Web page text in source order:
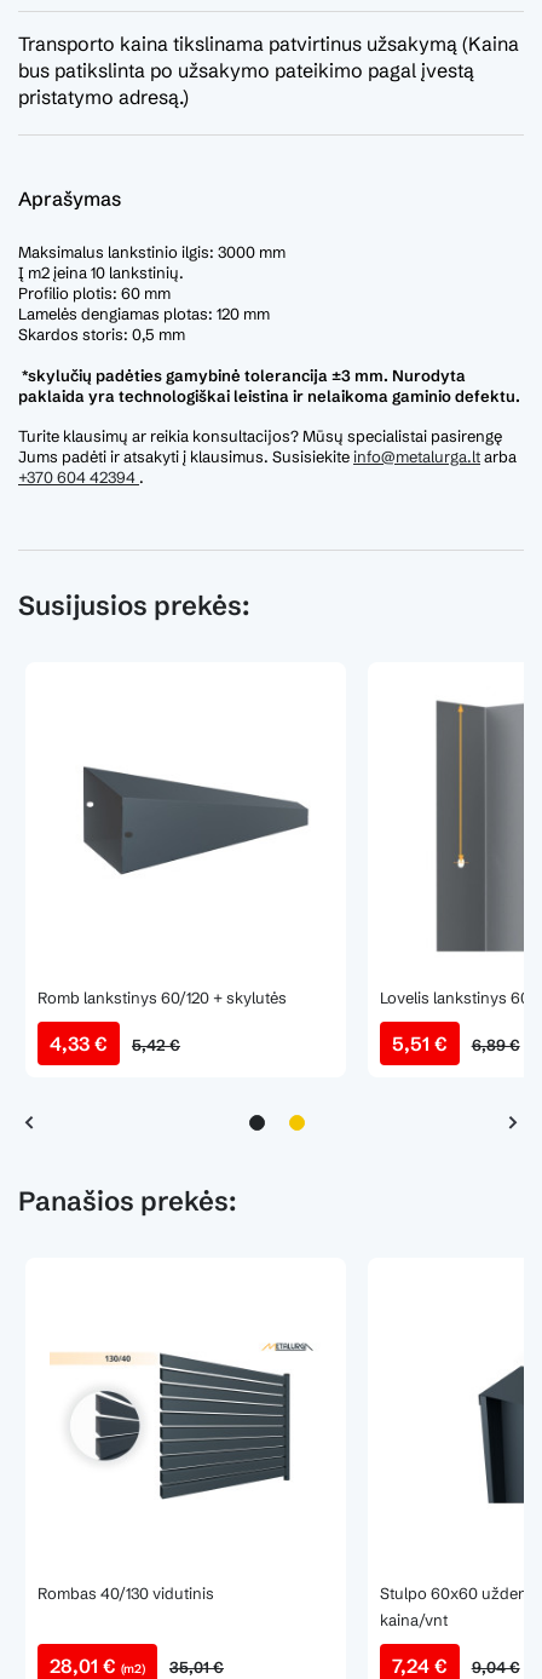
Aprašymas
Maksimalus lankstinio ilgis: 3000 mm
Į m2 įeina 10 lankstinių.
Profilio plotis: 60 mm
Lamelės dengiamas plotas: 120 mm
Skardos storis: 0,5 mm
*skylučių padėties gamybinė tolerancija ±3 mm. Nurodyta
paklaida yra technologiškai leistina ir nelaikoma gaminio defektu.
Turite klausimų ar reikia konsultacijos? Mūsų specialistai pasirengę
Jums padėti ir atsakyti į klausimus. Susisiekiteinfo@metalurga.ltarba
+370 604 42394 .
Transporto kaina tikslinama patvirtinus užsakymą (Kaina
bus patikslinta po užsakymo pateikimo pagal įvestą
pristatymo adresą.)
Susijusios prekės:
Romb lankstinys 60/120 + skylutės
4,33 € 5,42 €
Lovelis lankstinys 60
5,51 € 6,89 €
Panašios prekės:
Rombas 40/130 vidutinis
28,01 € (m2) 35,01 €
Stulpo 60x60
kaina/vnt
7,24 € 9,04 €